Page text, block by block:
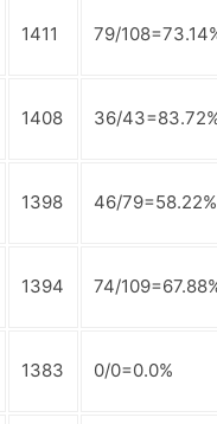
1411 79/
1408 36/
1398 46/79=58.22%
1394 74/
1383 0/0=0.0%